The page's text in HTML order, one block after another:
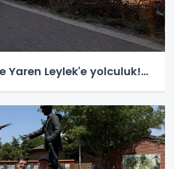
Yaren Leylek'e yolculuk!...